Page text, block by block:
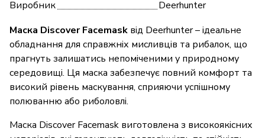
Виробник
Deerhunter
Маска Discover Facemask від Deerhunter – ідеальне
обладнання для справжніх мисливців та рибалок, що
прагнуть залишатись непоміченими у природному
середовищі. Ця маска забезпечує повний комфорт та
високий рівень маскування, сприяючи успішному
полюванню або риболовлі.
Маска Discover Facemask виготовлена з високоякісних